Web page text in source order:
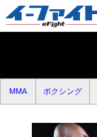
MMA ボクシング